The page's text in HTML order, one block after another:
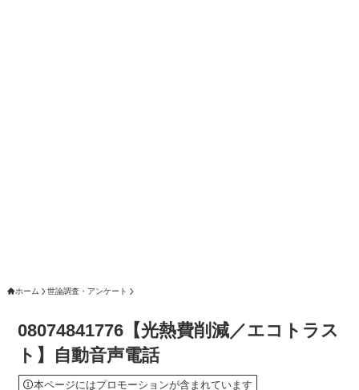
ホーム 世論調査・アンケート
08074841776【光熱費削減／エコトラス
ト】自動音声電話
本ページにはプロモーションが含まれています